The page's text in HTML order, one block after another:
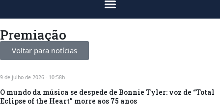
Premiação
Voltar para notícias
9 de julho de 2026 - 10:58h
O mundo da música se despede de Bonnie Tyler: voz de “Total
Eclipse of the Heart” morre aos 75 anos